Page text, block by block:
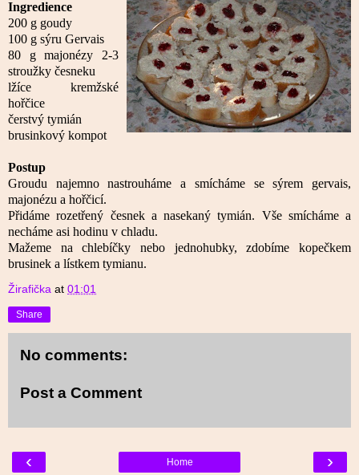
Ingredience
200 g goudy
100 g sýru Gervais
80 g majonézy 2-3
stroužky česneku
lžíce kremžské
hořčice
čerstvý tymián
brusinkový kompot
Postup
Groudu najemno nastrouháme a smícháme se sýrem gervais,
majonézu a hořčicí.
Přidáme rozetřený česnek a nasekaný tymián. Vše smícháme a
necháme asi hodinu v chladu.
Mažeme na chlebíčky nebo jednohubky, zdobíme kopečkem
brusinek a lístkem tymianu.
Žirafička at 01:01
Share
No comments:
Post a Comment
‹ ›
Home